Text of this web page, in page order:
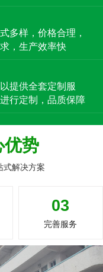
多样，价格合理，
，生产效率快
提供全套定制服
行定制，品质保障
优势
式解决方案
03
完善服务